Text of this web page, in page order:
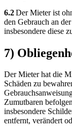
6.2Der Mieter ist
den Gebrauch an
insbesondere diese
7)
Der Mieter hat die
Schäden zu
Zumutbaren
insbesondere
entfernt, verändert